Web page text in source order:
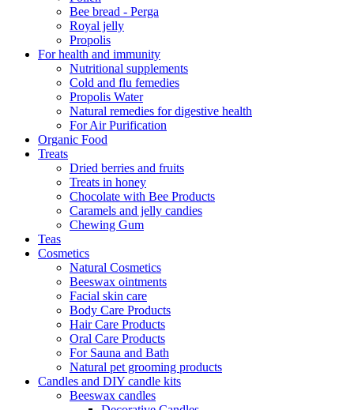
Bee bread - Perga
Royal jelly
Propolis
For health and immunity
Nutritional supplements
Cold and flu femedies
Propolis Water
Natural remedies for digestive health
For Air Purification
Organic Food
Treats
Dried berries and fruits
Treats in honey
Chocolate with Bee Products
Caramels and jelly candies
Chewing Gum
Teas
Cosmetics
Natural Cosmetics
Beeswax ointments
Facial skin care
Body Care Products
Hair Care Products
Oral Care Products
For Sauna and Bath
Natural pet grooming products
Candles and DIY candle kits
Beeswax candles